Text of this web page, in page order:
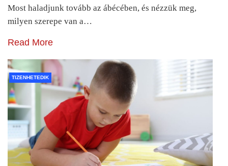
Most haladjunk tovább az ábécében, és nézzük meg,
milyen szerepe van a…
Read More
TIZENHETEDIK